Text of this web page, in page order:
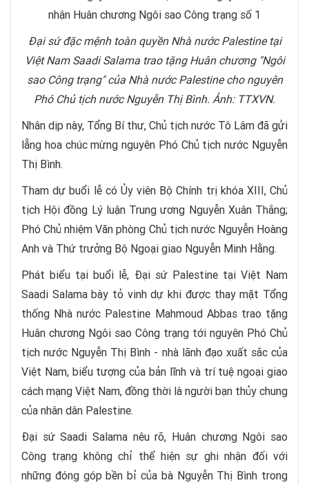
Đại sứ đặc mệnh toàn quyền Nhà nước Palestine tại
Việt Nam Saadi Salama trao tặng Huân chương "Ngôi
sao Công trạng" của Nhà nước Palestine cho nguyên
Phó Chủ tịch nước Nguyễn Thị Bình. Ảnh: TTXVN.
Nhân dịp này, Tổng Bí thư, Chủ tịch nước Tô Lâm đã gửi
lẵng hoa chúc mừng nguyên Phó Chủ tịch nước Nguyễn
Thị Bình.
Tham dự buổi lễ có Ủy viên Bộ Chính trị khóa XIII, Chủ
tịch Hội đồng Lý luận Trung ương Nguyễn Xuân Thắng;
Phó Chủ nhiệm Văn phòng Chủ tịch nước Nguyễn Hoàng
Anh và Thứ trưởng Bộ Ngoại giao Nguyễn Minh Hằng.
Phát biểu tại buổi lễ, Đại sứ Palestine tại Việt Nam
Saadi Salama bày tỏ vinh dự khi được thay mặt Tổng
thống Nhà nước Palestine Mahmoud Abbas trao tặng
Huân chương Ngôi sao Công trạng tới nguyên Phó Chủ
tịch nước Nguyễn Thị Bình - nhà lãnh đạo xuất sắc của
Việt Nam, biểu tượng của bản lĩnh và trí tuệ ngoại giao
cách mạng Việt Nam, đồng thời là người bạn thủy chung
của nhân dân Palestine.
Đại sứ Saadi Salama nêu rõ, Huân chương Ngôi sao
Công trạng không chỉ thể hiện sự ghi nhận đối với
những đóng góp bền bỉ của bà Nguyễn Thị Bình trong